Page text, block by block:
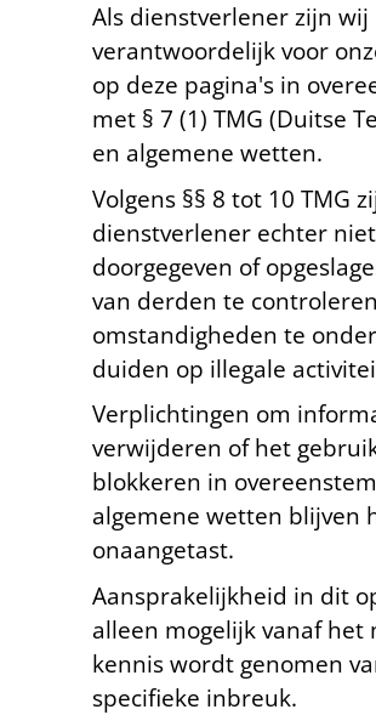
Als dienstverlener zijn wij
verantwoordelijk voor
op deze pagina's in
met § 7 (1) TMG (Duitse
en algemene wetten.
Volgens §§ 8 tot 10 TMG
dienstverlener echter
doorgegeven of
van derden te
omstandigheden te
duiden op illegale
Verplichtingen om
verwijderen of het
blokkeren in
algemene wetten blijven
onaangetast.
Aansprakelijkheid in dit
alleen mogelijk vanaf het
kennis wordt genomen
specifieke inbreuk.